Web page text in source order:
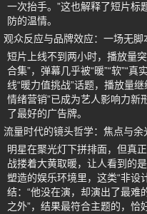
一次抬手。”这也解释了短片标
防的温情。
观众反应与品牌效应：一场无脚
短片上线不到两小时，播放量
合集”，弹幕几乎被“暖”“软”“真
线“暖力值挑战”话题，播放量
情绪营销”已成为艺人影响力新
了最好的广告牌。
流量时代的镜头哲学：焦点与余
明星在聚光灯下拼排面，但真
战搂着大黄取暖，让人看到的
塑造的娱乐环境里，这类“非设
结：“他没在演，却演出了最难
之外”，结果最符合主题的，恰